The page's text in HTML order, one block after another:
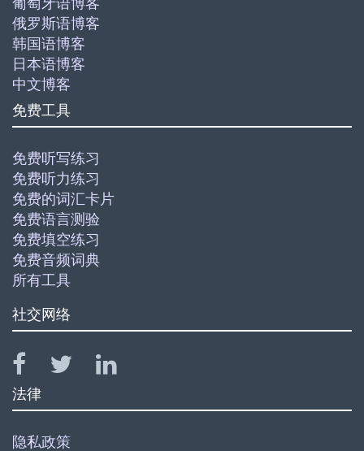
俄罗斯语博客
韩国语博客
日本语博客
中文博客
免费工具
免费听写练习
免费听力练习
免费的词汇卡片
免费语言测验
免费填空练习
免费音频词典
所有工具
社交网络
法律
隐私政策